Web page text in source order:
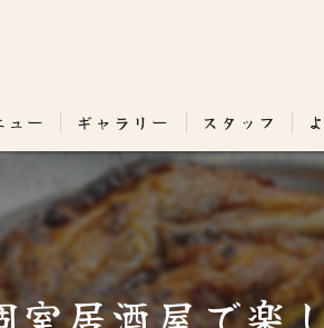
ュー ギャラリー スタッフ
居酒屋で楽